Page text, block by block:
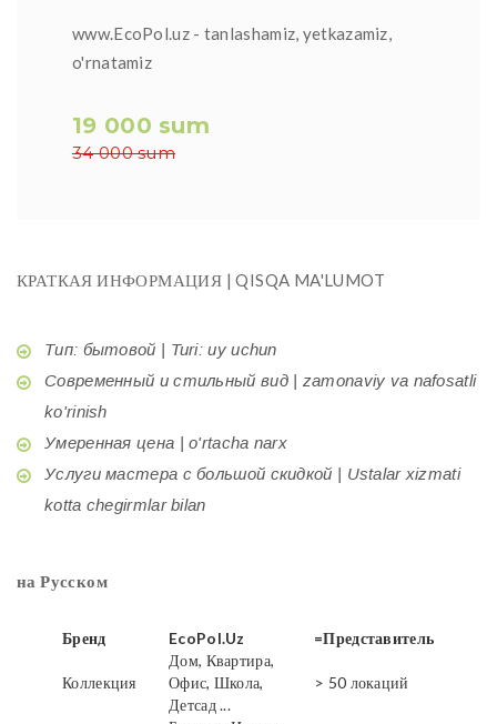
www.EcoPol.uz - tanlashamiz, yetkazamiz,
o'rnatamiz
19 000 sum
34 000 sum
КРАТКАЯ ИНФОРМАЦИЯ | QISQA MA'LUMOT
Тип: бытовой | Turi: uy uchun
Современный и стильный вид | zamonaviy va nafosatli
ko'rinish
Умеренная цена | o'rtacha narx
Услуги мастера с большой скидкой | Ustalar xizmati
kotta chegirmlar bilan
на Русском
Бренд EcoPol.Uz =Представитель
Коллекция
Дом, Квартира,
Офис, Школа,
Детсад ...
> 50 локаций